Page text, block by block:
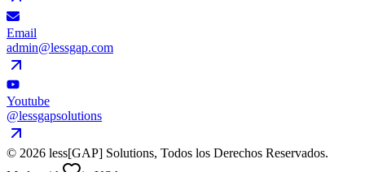
Email
admin@lessgap.com
Youtube
@lessgapsolutions
© 2026 less[GAP] Solutions, Todos los Derechos Reservados.